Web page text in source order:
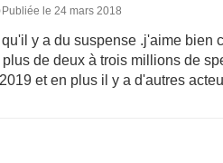
Publiée le 24 mars 2018
y a du suspense .j'aime bien
de deux à trois millions de
et en plus il y a d'autres